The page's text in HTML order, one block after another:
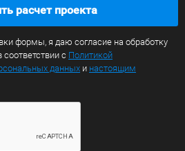
расчет проекта
формы, я даю согласие на обработку
с Политикой
данных и настоящим